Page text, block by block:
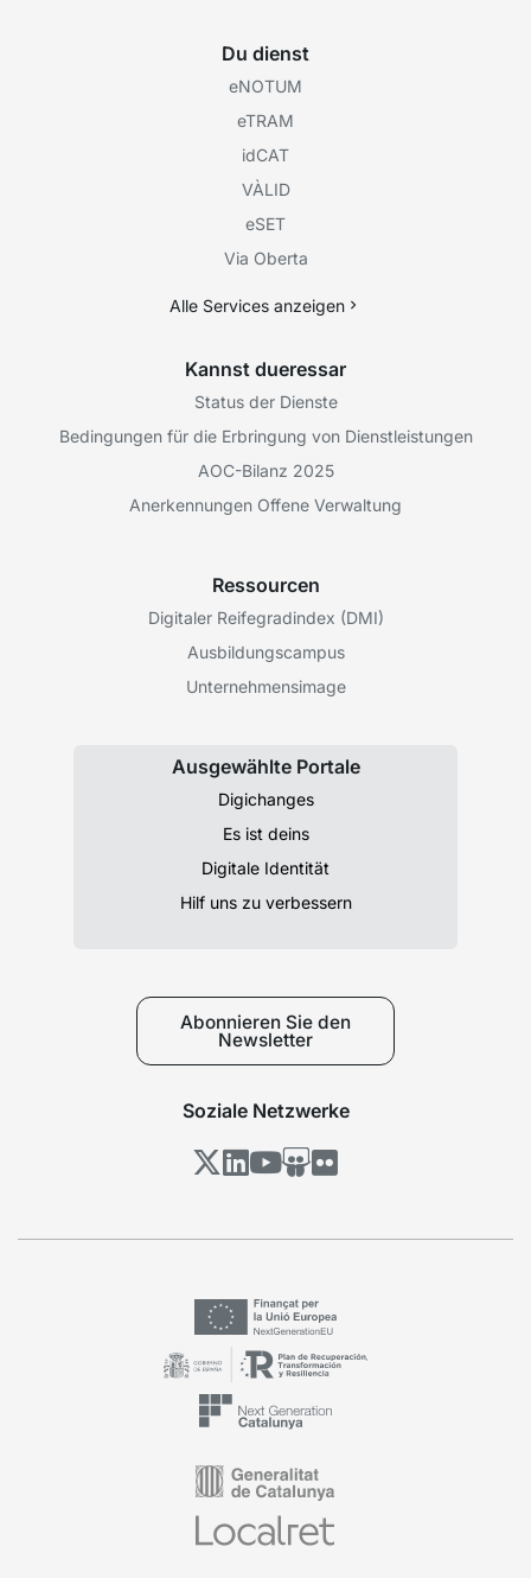
Du dienst
eNOTUM
eTRAM
idCAT
VÀLID
eSET
Via Oberta
Alle Services anzeigen
Kannst dueressar
Status der Dienste
Bedingungen für die Erbringung von Dienstleistungen
AOC-Bilanz 2025
Anerkennungen Offene Verwaltung
Ressourcen
Digitaler Reifegradindex (DMI)
Ausbildungscampus
Unternehmensimage
Ausgewählte Portale
Digichanges
Es ist deins
Digitale Identität
Hilf uns zu verbessern
Abonnieren Sie den
Newsletter
Soziale Netzwerke